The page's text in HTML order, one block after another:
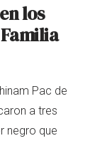
los
Pac de
a tres
negro que